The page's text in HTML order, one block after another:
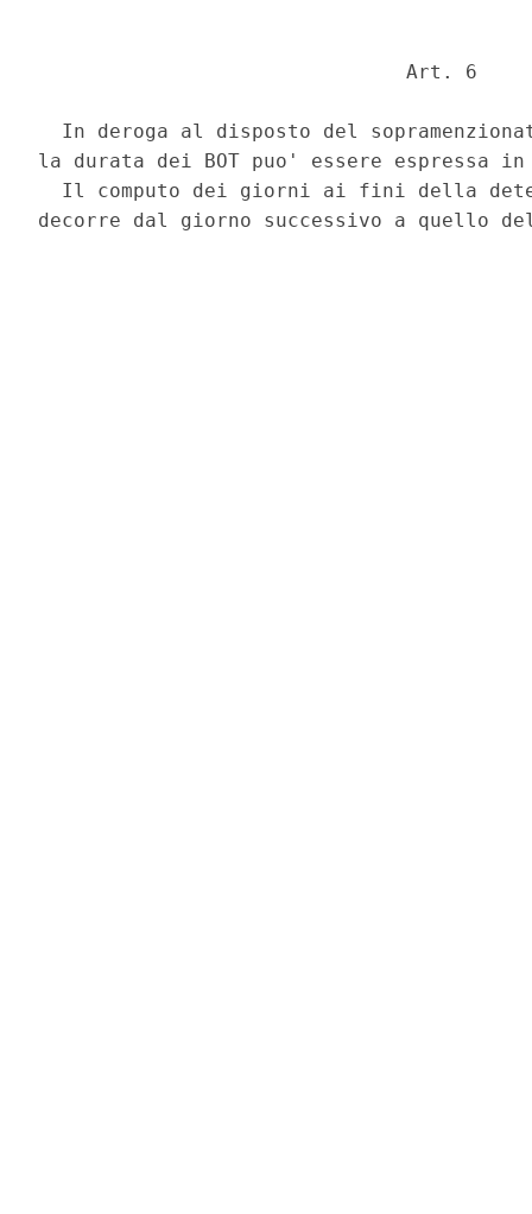
                               Art. 6
In deroga al disposto del
la durata dei BOT puo' essere espressa
Il computo dei giorni ai fini della